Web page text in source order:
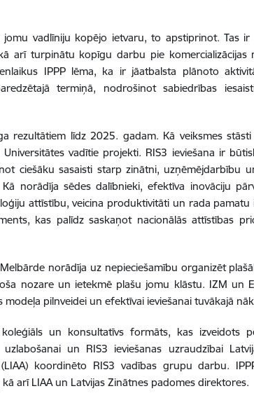
jomu vadlīniju kopējo ietvaru, to apstiprinot. Tas ir
arī turpinātu kopīgu darbu pie komercializācijas
IPPP lēma, ka ir jāatbalsta plānoto
termiņā, nodrošinot sabiedrības
rezultātiem līdz 2025. gadam. Kā veiksmes
vadītie projekti. RIS3 ieviešana ir
ciešāku sasaisti starp zinātni, uzņēmējdarbību
norādīja sēdes dalībnieki, efektīva inovāciju
attīstību, veicina produktivitāti un rada pamatu
kas palīdz saskaņot nacionālās attīstības
norādīja uz nepieciešamību organizēt
nozare un ietekmē plašu jomu klāstu. IZM un
pilnveidei un efektīvai ieviešanai tuvākajā
un konsultatīvs formāts, kas izveidots
un RIS3 ieviešanas uzraudzībai
koordinēto RIS3 vadības grupu darbu.
arī LIAA un Latvijas Zinātnes padomes direktores.